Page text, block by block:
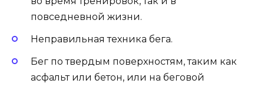
повседневной жизни.
Неправильная техника бега.
Бег по твердым поверхностям, таким как
асфальт или бетон, или на беговой